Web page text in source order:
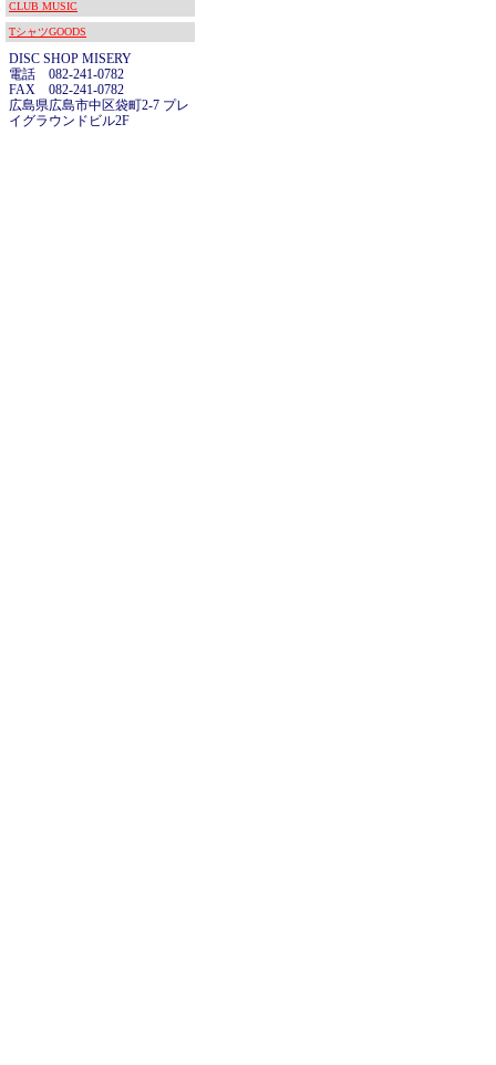
CLUB MUSIC
TシャツGOODS
DISC SHOP MISERY
電話 082-241-0782
FAX 082-241-0782
広島県広島市中区袋町2-7 プレ
イグラウンドビル2F